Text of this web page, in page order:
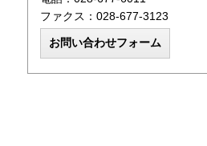
ファクス：028-677-3123